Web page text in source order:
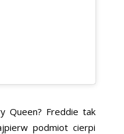
Queen? Freddie tak
podmiot cierpi